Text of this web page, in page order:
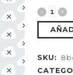
SKU: